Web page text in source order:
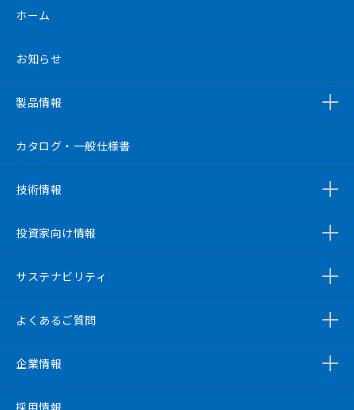
ホーム
お知らせ
製品情報
カタログ・一般仕様書
技術情報
投資家向け情報
サステナビリティ
よくあるご質問
企業情報
採用情報